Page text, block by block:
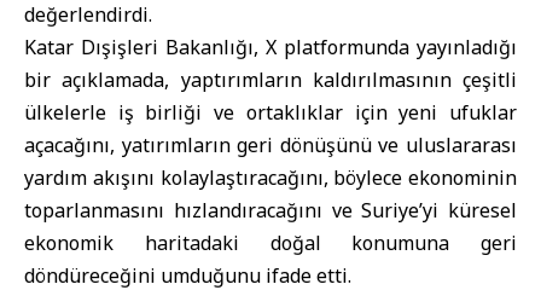
değerlendirdi.
Katar Dışişleri Bakanlığı, X platformunda yayınladığı
bir açıklamada, yaptırımların kaldırılmasının çeşitli
ülkelerle iş birliği ve ortaklıklar için yeni ufuklar
açacağını, yatırımların geri dönüşünü ve uluslararası
yardım akışını kolaylaştıracağını, böylece ekonominin
toparlanmasını hızlandıracağını ve Suriye’yi küresel
ekonomik haritadaki doğal konumuna geri
döndüreceğini umduğunu ifade etti.